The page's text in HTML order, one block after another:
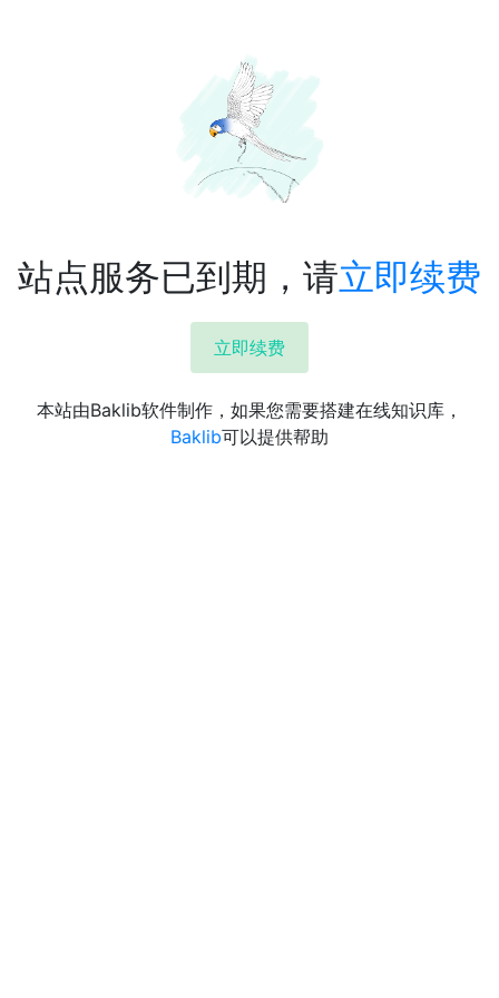
站点服务已到期，请立即续费
立即续费
本站由Baklib软件制作，如果您需要搭建在线知识库，
Baklib可以提供帮助